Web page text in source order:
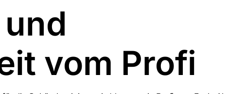
vom Profi